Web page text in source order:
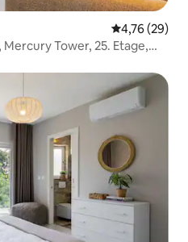
4,76 (29)
Tower, 25. Etage,